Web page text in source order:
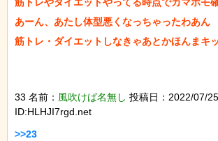
あーん、あたし体型悪くなっちゃったわあん
筋トレ・ダイエットしなきゃあとかほんまキ
33 名前： 風吹けば名無し 投稿日：2022/07/
ID:HLHJI7rgd.net
>>23